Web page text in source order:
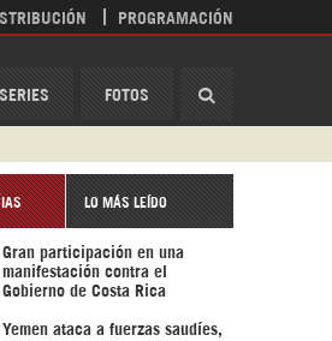
SERIES FOTOS
PROGRAMACIÓN
LO MÁS LEÍDO
Gran participación en una
manifestación contra el
Gobierno de Costa Rica
Yemen ataca a fuerzas saudíes,